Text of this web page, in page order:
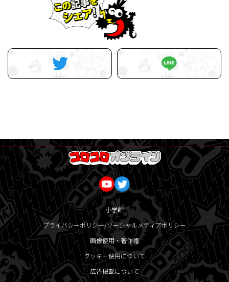
小学館
プライバシーポリシー/ソーシャルメディアポリシー
画像使用・著作権
クッキー使用について
広告掲載について